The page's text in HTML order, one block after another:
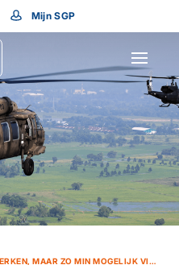
Mijn SGP
BERT-JAN RUISSEN DEFENSIE VERSTERKEN, MAAR ZO MIN MOGELIJK VIA DE EU